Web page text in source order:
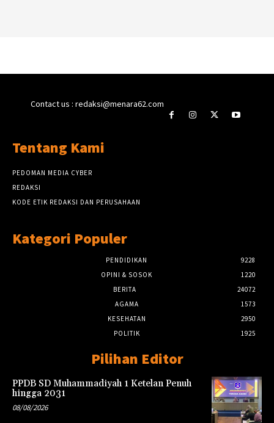
Contact us : redaksi@menara62.com
Tentang Kami
PEDOMAN MEDIA CYBER
REDAKSI
KODE ETIK REDAKSI DAN PERUSAHAAN
Kategori Populer
PENDIDIKAN
9228
OPINI & SOSOK
1220
BERITA
24072
AGAMA
1573
KESEHATAN
2950
POLITIK
1925
Pilihan Editor
PPDB SD Muhammadiyah 1 Ketelan Penuh
hingga 2031
08/08/2026